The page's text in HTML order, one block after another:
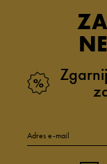
Adres e-mail